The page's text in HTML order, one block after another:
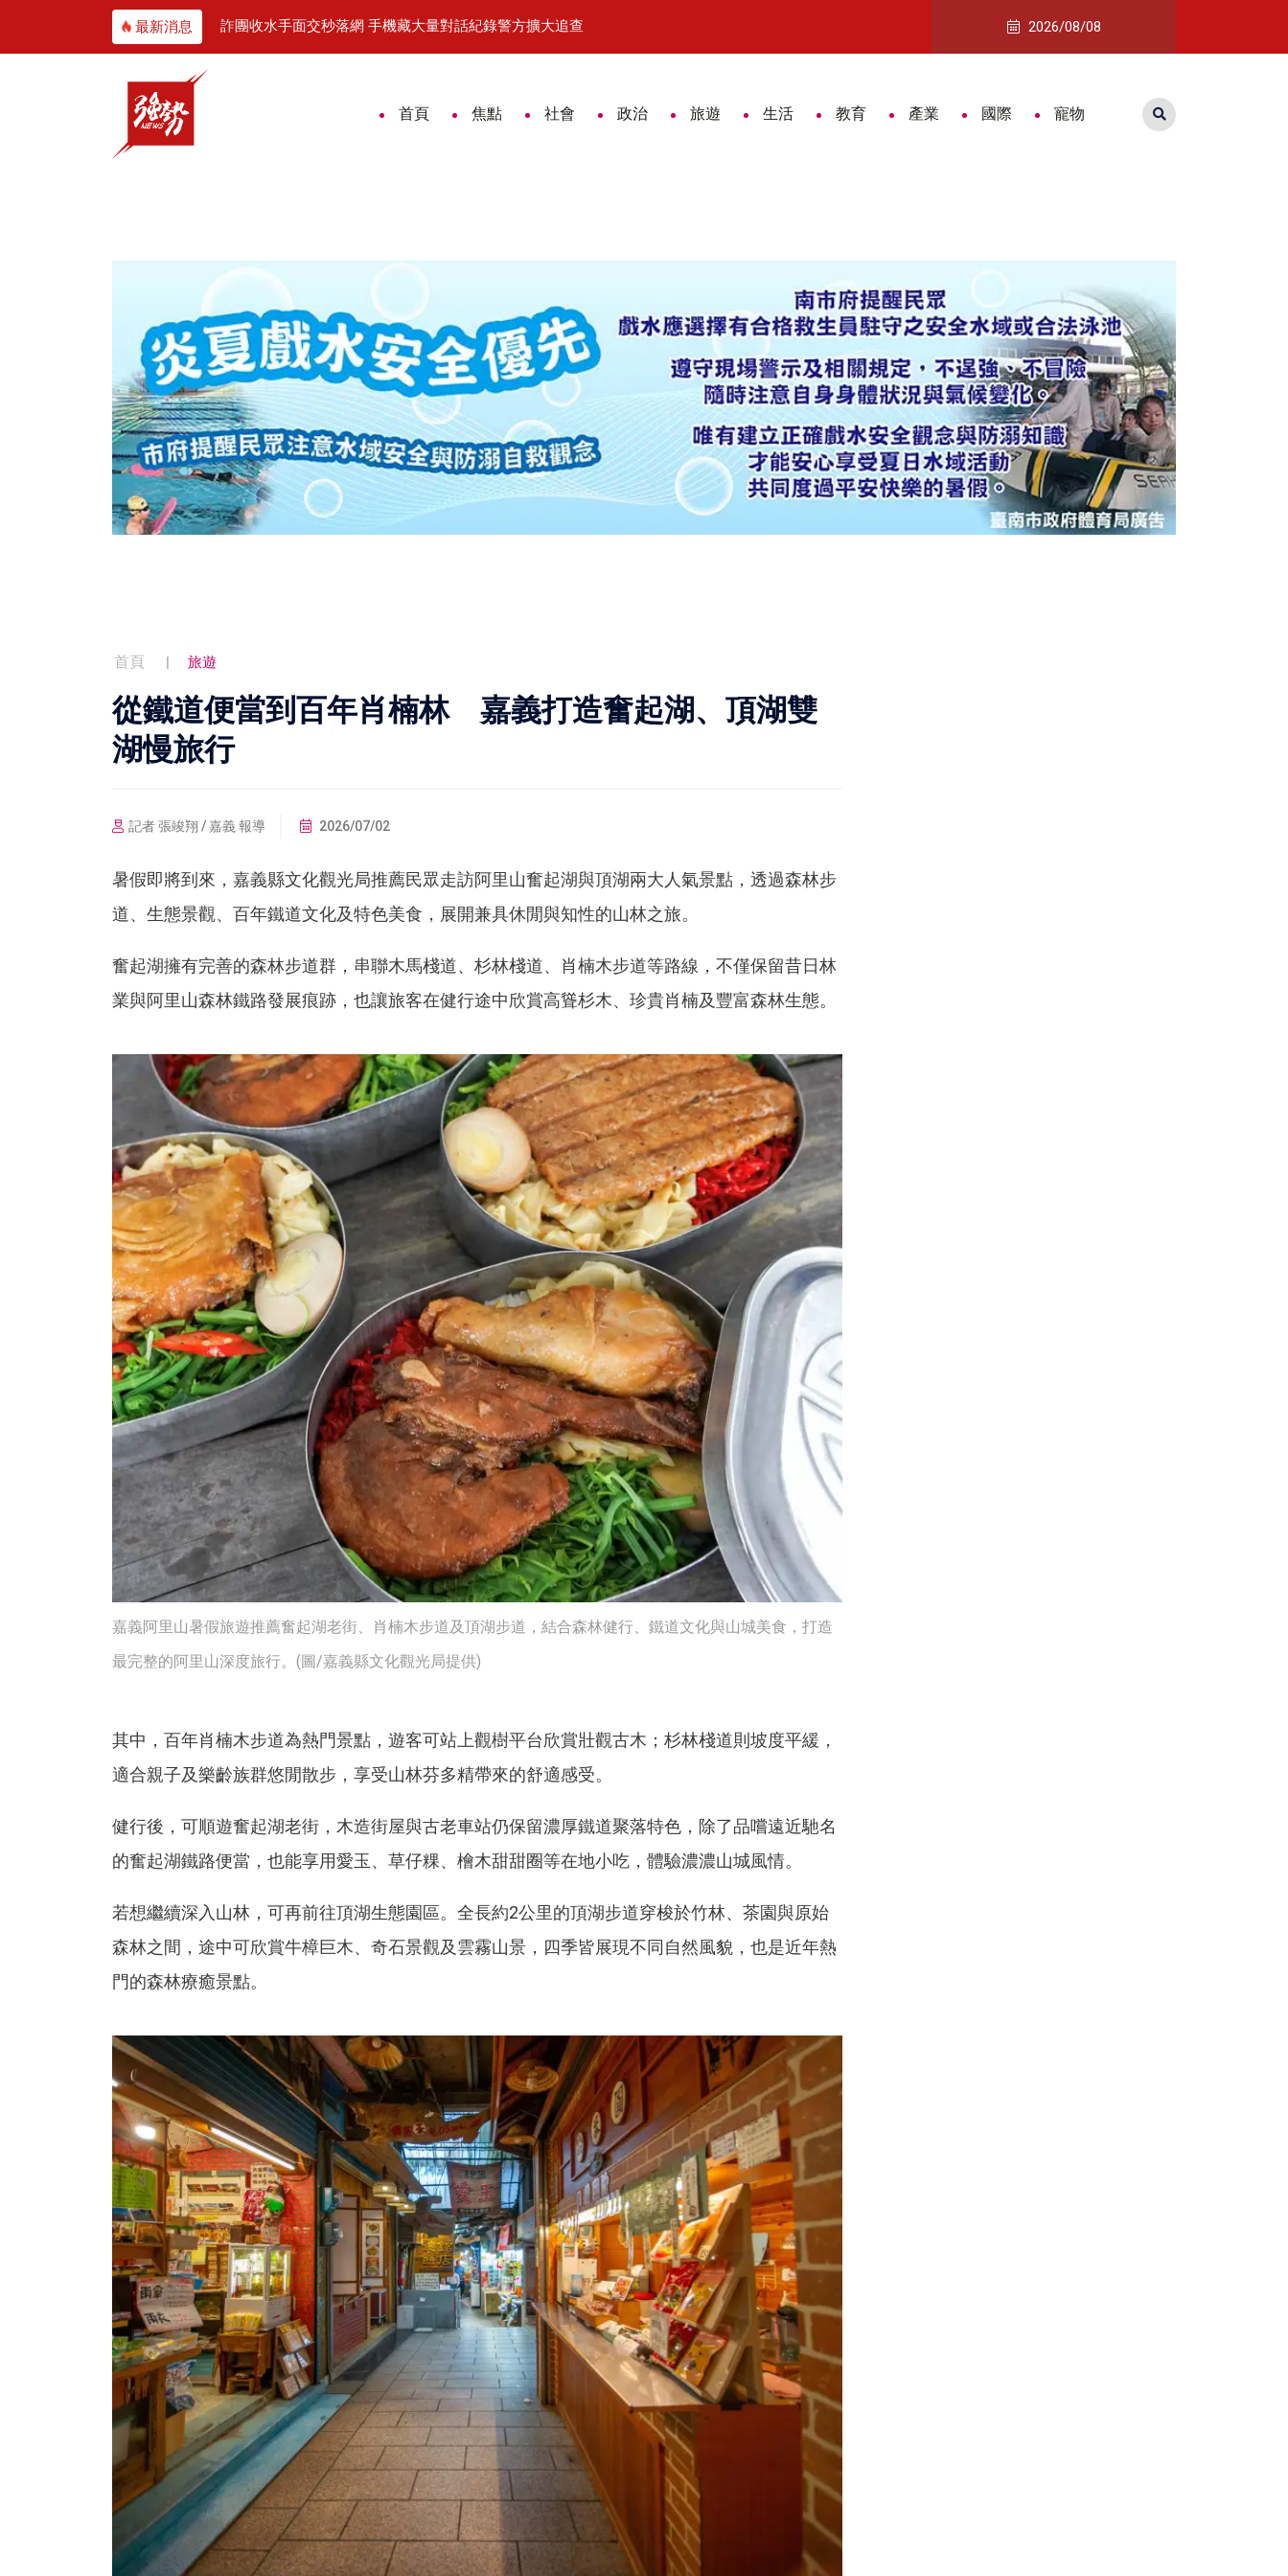
最新消息
攜手企業培育AI新世代 詐團收水手面交秒落網 手機藏大量對話紀錄警方擴大追查 「鎮展三寶」驚豔登場！2026國際木雕藝術交流展開展 跨國藝術對話激盪木雕新視野
南紡購物中心「夏款！約一夏」登場
2026/08/08
首頁 焦點 社會 政治 旅遊 生活 教育 產業 國際 寵物
首頁 旅遊
從鐵道便當到百年肖楠林 嘉義打造奮起湖、頂湖雙
湖慢旅行
記者 張竣翔 / 嘉義 報導 2026/07/02
暑假即將到來，嘉義縣文化觀光局推薦民眾走訪阿里山奮起湖與頂湖兩大人氣景點，透過森林步
道、生態景觀、百年鐵道文化及特色美食，展開兼具休閒與知性的山林之旅。
奮起湖擁有完善的森林步道群，串聯木馬棧道、杉林棧道、肖楠木步道等路線，不僅保留昔日林
業與阿里山森林鐵路發展痕跡，也讓旅客在健行途中欣賞高聳杉木、珍貴肖楠及豐富森林生態。
嘉義阿里山暑假旅遊推薦奮起湖老街、肖楠木步道及頂湖步道，結合森林健行、鐵道文化與山城美食，打造
最完整的阿里山深度旅行。(圖/嘉義縣文化觀光局提供)
其中，百年肖楠木步道為熱門景點，遊客可站上觀樹平台欣賞壯觀古木；杉林棧道則坡度平緩，
適合親子及樂齡族群悠閒散步，享受山林芬多精帶來的舒適感受。
健行後，可順遊奮起湖老街，木造街屋與古老車站仍保留濃厚鐵道聚落特色，除了品嚐遠近馳名
的奮起湖鐵路便當，也能享用愛玉、草仔粿、檜木甜甜圈等在地小吃，體驗濃濃山城風情。
若想繼續深入山林，可再前往頂湖生態園區。全長約2公里的頂湖步道穿梭於竹林、茶園與原始
森林之間，途中可欣賞牛樟巨木、奇石景觀及雲霧山景，四季皆展現不同自然風貌，也是近年熱
門的森林療癒景點。